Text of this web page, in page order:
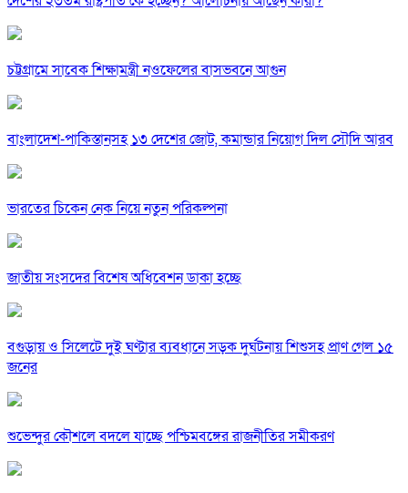
চট্টগ্রামে সাবেক শিক্ষামন্ত্রী নওফেলের বাসভবনে আগুন
বাংলাদেশ-পাকিস্তানসহ ১৩ দেশের জোট, কমান্ডার নিয়োগ দিল সৌদি আরব
ভারতের চিকেন নেক নিয়ে নতুন পরিকল্পনা
জাতীয় সংসদের বিশেষ অধিবেশন ডাকা হচ্ছে
বগুড়ায় ও সিলেটে দুই ঘণ্টার ব্যবধানে সড়ক দুর্ঘটনায় শিশুসহ প্রাণ গেল ১৫
জনের
শুভেন্দুর কৌশলে বদলে যাচ্ছে পশ্চিমবঙ্গের রাজনীতির সমীকরণ